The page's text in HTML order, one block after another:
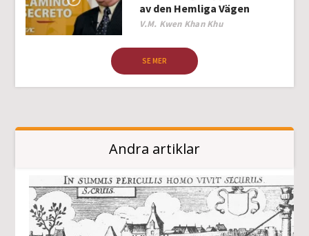
av den Hemliga Vägen
Author
V.M. Kwen Khan Khu
SE MER
Andra artiklar